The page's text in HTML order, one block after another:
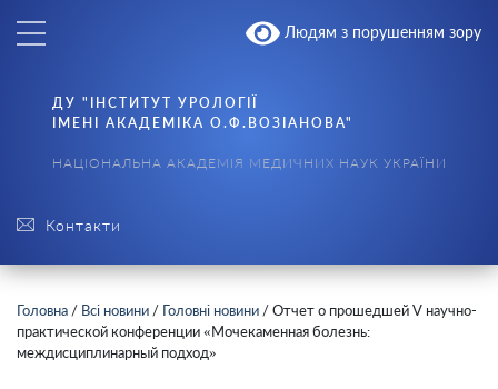
Людям з порушенням зору
Контакти
ДУ "ІНСТИТУТ УРОЛОГІЇ
ІМЕНІ АКАДЕМІКА О.Ф.ВОЗІАНОВА"
НАЦІОНАЛЬНА АКАДЕМІЯ МЕДИЧНИХ НАУК УКРАЇНИ
Головна / Всі новини / Головні новини /Отчет о прошедшей V научно-
практической конференции «Мочекаменная болезнь:
междисциплинарный подход»